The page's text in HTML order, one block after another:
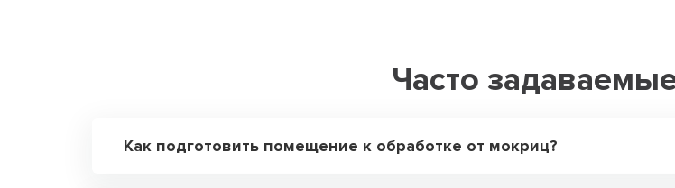
Часто
Как подготовить помещение к обработке от мокриц?